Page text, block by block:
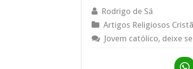
Rodrigo de Sá
Artigos Religiosos
Jovem católico, deixe